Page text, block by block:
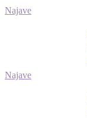
Najave
Najave